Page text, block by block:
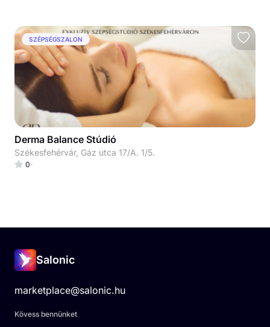
SZÉPSÉGSZALON
Derma Balance Stúdió
Székesfehérvár, Gáz utca 17/A. 1/5.
0
Salonic
marketplace@salonic.hu
Kövess bennünket